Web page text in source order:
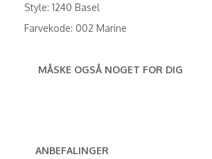
Style: 1240 Basel
Farvekode: 002 Marine
MÅSKE OGSÅ NOGET FOR DIG
ANBEFALINGER